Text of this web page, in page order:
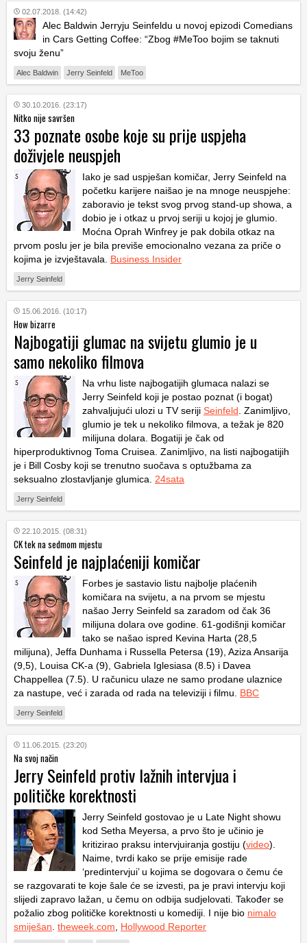
02.07.2018. (14:42)
Alec Baldwin Jerryju Seinfeldu u novoj epizodi Comedians
in Cars Getting Coffee: “Zbog #MeToo bojim se taknuti
svoju ženu”
Alec Baldwin Jerry Seinfeld MeToo
30.10.2016. (23:17)
Nitko nije savršen
33 poznate osobe koje su prije uspjeha
doživjele neuspjeh
Iako je sad uspješan komičar, Jerry Seinfeld na
početku karijere naišao je na mnoge neuspjehe:
zaboravio je tekst svog prvog stand-up showa, a
dobio je i otkaz u prvoj seriji u kojoj je glumio.
Moćna Oprah Winfrey je pak dobila otkaz na
prvom poslu jer je bila previše emocionalno vezana za priče o
kojima je izvještavala. Business Insider
Jerry Seinfeld
15.06.2016. (10:17)
How bizarre
Najbogatiji glumac na svijetu glumio je u
samo nekoliko filmova
Na vrhu liste najbogatijih glumaca nalazi se
Jerry Seinfeld koji je postao poznat (i bogat)
zahvaljujući ulozi u TV seriji Seinfeld. Zanimljivo,
glumio je tek u nekoliko filmova, a težak je 820
milijuna dolara. Bogatiji je čak od
hiperproduktivnog Toma Cruisea. Zanimljivo, na listi najbogatijih
je i Bill Cosby koji se trenutno suočava s optužbama za
seksualno zlostavljanje glumica. 24sata
Jerry Seinfeld
22.10.2015. (08:31)
CK tek na sedmom mjestu
Seinfeld je najplaćeniji komičar
Forbes je sastavio listu najbolje plaćenih
komičara na svijetu, a na prvom se mjestu
našao Jerry Seinfeld sa zaradom od čak 36
milijuna dolara ove godine. 61-godišnji komičar
tako se našao ispred Kevina Harta (28,5
milijuna), Jeffa Dunhama i Russella Petersa (19), Aziza Ansarija
(9,5), Louisa CK-a (9), Gabriela Iglesiasa (8.5) i Davea
Chappellea (7.5). U računicu ulaze ne samo prodane ulaznice
za nastupe, već i zarada od rada na televiziji i filmu. BBC
Jerry Seinfeld
11.06.2015. (23:20)
Na svoj način
Jerry Seinfeld protiv lažnih intervjua i
političke korektnosti
Jerry Seinfeld gostovao je u Late Night showu
kod Setha Meyersa, a prvo što je učinio je
kritizirao praksu intervjuiranja gostiju (video).
Naime, tvrdi kako se prije emisije rade
‘predintervjui’ u kojima se dogovara o čemu će
se razgovarati te koje šale će se izvesti, pa je pravi intervju koji
slijedi zapravo lažan, u čemu on odbija sudjelovati. Također se
požalio zbog političke korektnosti u komediji. I nije bio nimalo
smiješan. theweek.com, Hollywood Reporter